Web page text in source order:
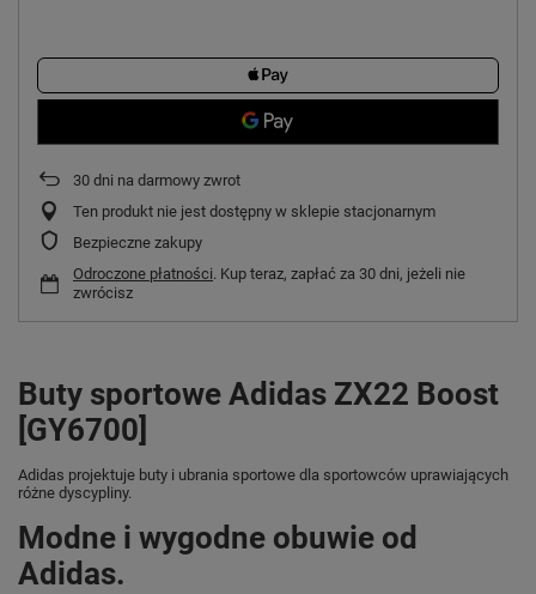
30 dni na darmowy zwrot
Ten produkt nie jest dostępny w sklepie stacjonarnym
Bezpieczne zakupy
Odroczone płatności. Kup teraz, zapłać za 30 dni, jeżeli nie
zwrócisz
Buty sportowe Adidas ZX22 Boost
[GY6700]
Adidas projektuje buty i ubrania sportowe dla sportowców uprawiających
różne dyscypliny.
Modne i wygodne obuwie od
Adidas.